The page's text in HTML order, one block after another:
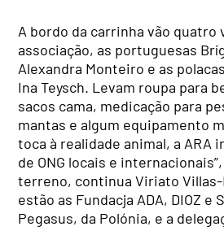
A bordo da carrinha vão quatro
associação, as portuguesas
Alexandra Monteiro e as
Ina Teysch. Levam roupa para
sacos cama, medicação para
mantas e algum equipamento
toca à realidade animal, a ARA
de ONG locais e
terreno, continua Viriato
estão as Fundacja ADA, DIOZ e
Pegasus, da Polónia, e a